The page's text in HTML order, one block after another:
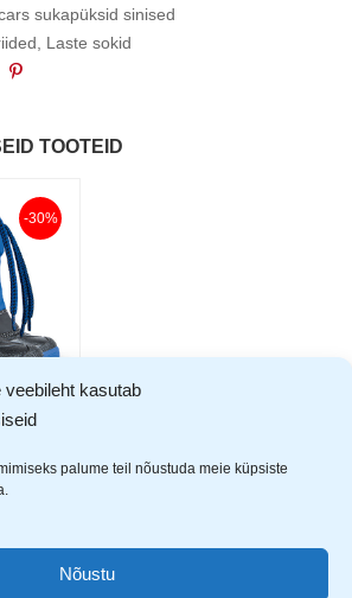
veebileht kasutab
palume teil nõustuda meie küpsiste
Nõustu
sukapüksid sinised
Laste sokid
TOOTEID
-30%